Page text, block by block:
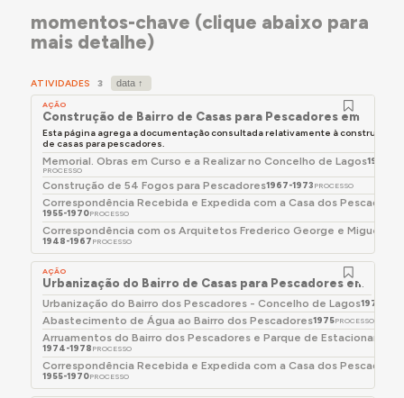
momentos-chave (clique abaixo para
mais detalhe)
ATIVIDADES 3
AÇÃO
Construção de Bairro de Casas para Pescadores em Lagos
Esta página agrega a documentação consultada relativamente à construção
de casas para pescadores.
Memorial. Obras em Curso e a Realizar no Concelho de Lagos1952-
PROCESSO
Construção de 54 Fogos para Pescadores1967-1973 PROCESSO
Correspondência Recebida e Expedida com a Casa dos
1955-1970PROCESSO
Correspondência com os Arquitetos Frederico George e Miguel
1948-1967 PROCESSO
AÇÃO
Urbanização do Bairro de Casas para Pescadores em
Urbanização do Bairro dos Pescadores - Concelho de Lagos1975-
Abastecimento de Água ao Bairro dos Pescadores1975PROCESSO
Arruamentos do Bairro dos Pescadores e Parque de
1974-1978 PROCESSO
Correspondência Recebida e Expedida com a Casa dos
1955-1970PROCESSO